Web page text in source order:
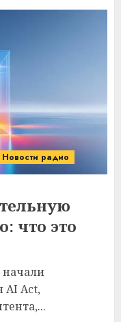
Новости радио
что это
начали
AI Act,